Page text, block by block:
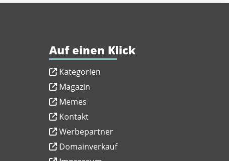
Auf einen Klick
Kategorien
Magazin
Memes
Kontakt
Werbepartner
Domainverkauf